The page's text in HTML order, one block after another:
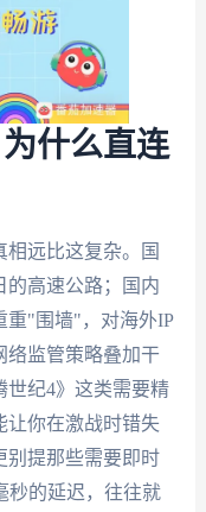
什么直连
远比这复杂。国
的高速公路；国内
重"围墙"，对海外IP
络监管策略叠加干
世纪4》这类需要精
让你在激战时错失
别提那些需要即时
的延迟，往往就